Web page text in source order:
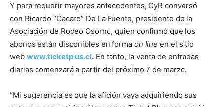
Y para requerir mayores antecedentes, CyR conversó
con Ricardo “Cacaro” De La Fuente, presidente de la
Asociación de Rodeo Osorno, quien confirmó que los
abonos están disponibles en forma on line en el sitio
web www.ticketplus.cl. En tanto, la venta de entradas
diarias comenzará a partir del próximo 7 de marzo.
“Mi sugerencia es que la afición vaya adquiriendo sus